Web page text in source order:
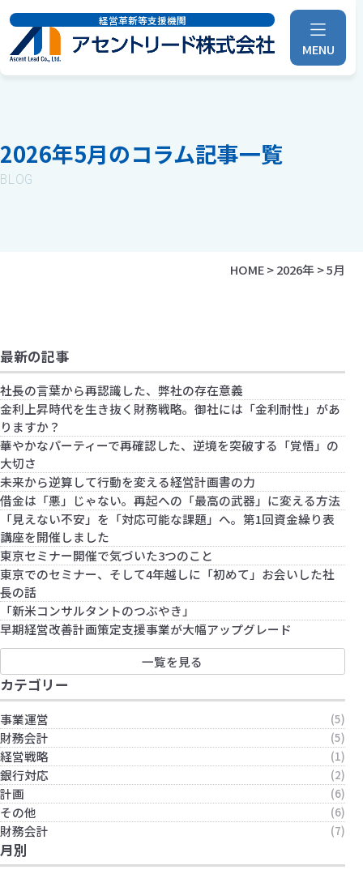
経営革新等支援機関
MENU
2026年5月のコラム記事一覧
BLOG
HOME>2026年>5月
財務会計
借金は「悪」じゃない。再起への「最高の武
器」に変える方法
最新の記事
社長の言葉から再認識した、弊社の存在意義
金利上昇時代を生き抜く財務戦略。御社には「金利耐性」があ
りますか？
華やかなパーティーで再確認した、逆境を突破する「覚悟」の
大切さ
未来から逆算して行動を変える経営計画書の力
借金は「悪」じゃない。再起への「最高の武器」に変える方法
「見えない不安」を「対応可能な課題」へ。第1回資金繰り表
講座を開催しました
東京セミナー開催で気づいた3つのこと
東京でのセミナー、そして4年越しに「初めて」お会いした社
長の話
「新米コンサルタントのつぶやき」
早期経営改善計画策定支援事業が大幅アップグレード
一覧を見る
カテゴリー
事業運営 (5)
財務会計 (5)
経営戦略 (1)
銀行対応 (2)
計画 (6)
その他 (6)
財務会計 (7)
月別